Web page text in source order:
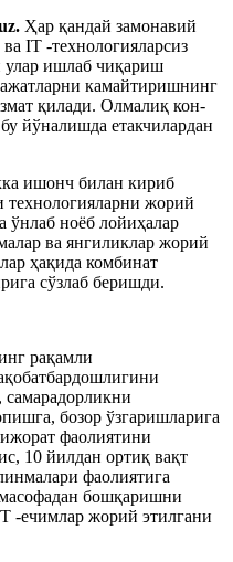
Ҳар қандай замонавий
IT -технологияларсиз
улар ишлаб чиқариш
камайтиришнинг
қилади. Олмалиқ кон-
йўналишда етакчилардан
ишонч билан кириб
жорий
ўнлаб ноёб лойиҳалар
ва янгиликлар жорий
ҳақида комбинат
сўзлаб беришди.
рақамли
бозор ўзгаришларига
фаолиятини
10 йилдан ортиқ вақт
фаолиятига
бошқаришни
-ечимлар жорий этилгани